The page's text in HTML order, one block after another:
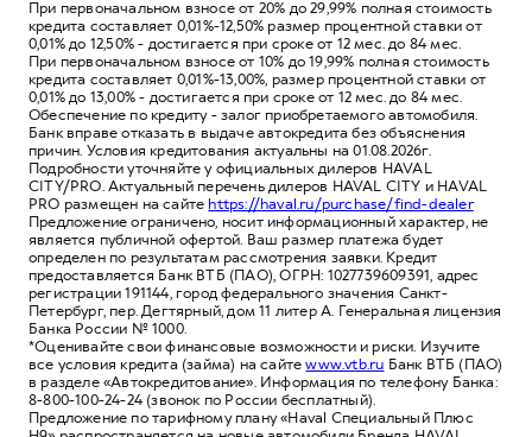
При первоначальном взносе от 20% до 29,99% полная стоимость
кредита составляет 0,01%-12,50% размер процентной ставки от
0,01% до 12,50% - достигается при сроке от 12 мес. до 84 мес.
При первоначальном взносе от 10% до 19,99% полная стоимость
кредита составляет 0,01%-13,00%, размер процентной ставки от
0,01% до 13,00% - достигается при сроке от 12 мес. до 84 мес.
Обеспечение по кредиту - залог приобретаемого автомобиля.
Банк вправе отказать в выдаче автокредита без объяснения
причин. Условия кредитования актуальны на 01.08.2026г.
Подробности уточняйте у официальных дилеров HAVAL
CITY/PRO. Актуальный перечень дилеров HAVAL CITY и HAVAL
PRO размещен на сайтеhttps://haval.ru/purchase/find-dealer
Предложение ограничено, носит информационный характер, не
является публичной офертой. Ваш размер платежа будет
определен по результатам рассмотрения заявки. Кредит
предоставляется Банк ВТБ (ПАО), ОГРН: 1027739609391, адрес
регистрации 191144, город федерального значения Санкт-
Петербург, пер. Дегтярный, дом 11 литер А. Генеральная лицензия
Банка России № 1000.
*Оценивайте свои финансовые возможности и риски. Изучите
все условия кредита (займа) на сайтеwww.vtb.ru Банк ВТБ (ПАО)
в разделе «Автокредитование». Информация по телефону Банка:
8-800-100-24-24 (звонок по России бесплатный).
Предложение по тарифному плану «Haval Специальный Плюс